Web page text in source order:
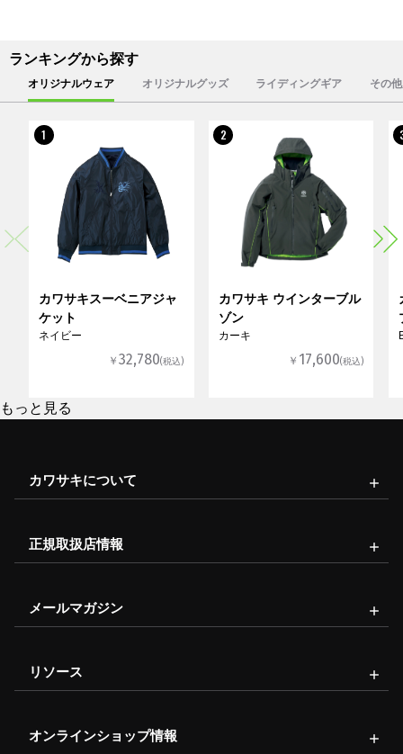
ランキングから探す
オリジナルウェア オリジナルグッズ ライディングギア その
1
カワサキスーベニアジャ
ケット
ネイビー
￥32,780(税込)
2
カワサキ ウインターブル
ゾン
カーキ
￥ 17,600(税込)
もっと見る
カワサキについて
正規取扱店情報
メールマガジン
リソース
オンラインショップ情報